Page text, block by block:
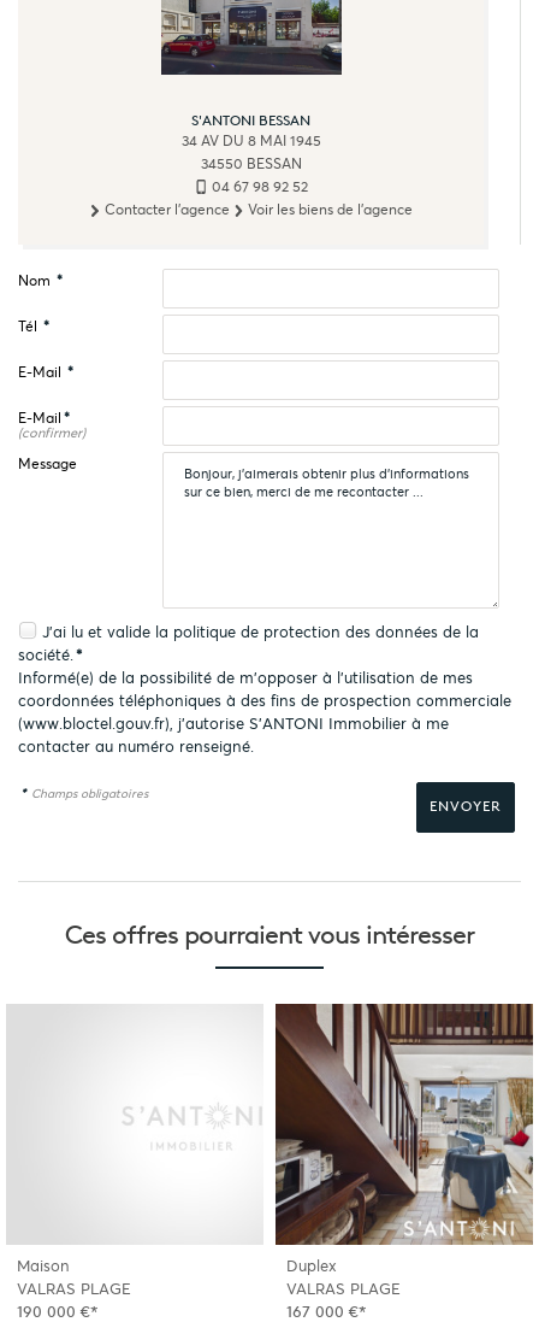
S'ANTONI BESSAN
34 AV DU 8 MAI 1945
34550 BESSAN
04 67 98 92 52
Contacter l'agence
Voir les biens de l'agence
Nom *
Tél *
E-Mail *
E-Mail *
(confirmer)
Message
J'ai lu et valide la politique de protection des données de la
société.*
Informé(e) de la possibilité de m'opposer à l'utilisation de mes
coordonnées téléphoniques à des fins de prospection commerciale
(www.bloctel.gouv.fr), j'autorise S'ANTONI Immobilier à me
contacter au numéro renseigné.
* Champs obligatoires
Ces offres pourraientvous intéresser
Maison
VALRAS PLAGE
190 000 €*
Duplex
VALRAS PLAGE
167 000 €*